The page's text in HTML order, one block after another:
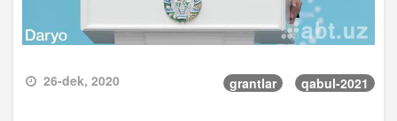
26-dek, 2020 grantlar qabul-2021